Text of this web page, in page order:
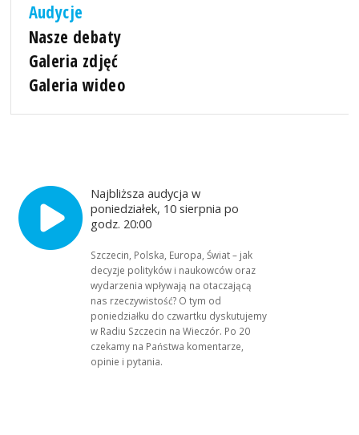
Audycje
Nasze debaty
Galeria zdjęć
Galeria wideo
Najbliższa audycja w
poniedziałek, 10 sierpnia po
godz. 20:00
Szczecin, Polska, Europa, Świat – jak
decyzje polityków i naukowców oraz
wydarzenia wpływają na otaczającą
nas rzeczywistość? O tym od
poniedziałku do czwartku dyskutujemy
w Radiu Szczecin na Wieczór. Po 20
czekamy na Państwa komentarze,
opinie i pytania.